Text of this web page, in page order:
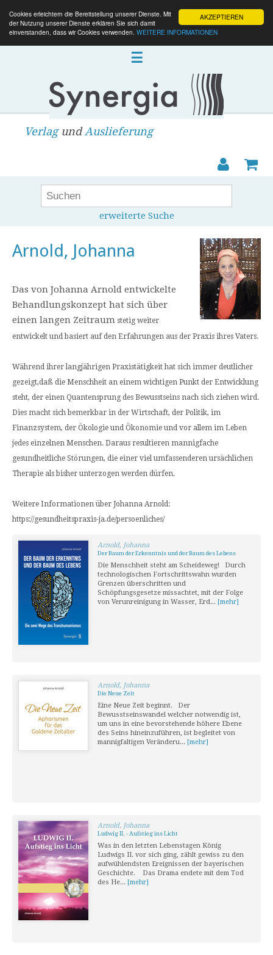
AKZEPTIEREN
Cookies erleichtern die Bereitstellung unserer Dienste. Mit
der Nutzung unserer Dienste erklären Sie sich damit
einverstanden, dass wir Cookies verwenden. WEITERE INFORMATIONEN
☰
VerlagundAuslieferung
erweiterte Suche
Arnold, Johanna
Das von Johanna Arnold entwickelte
Behandlungskonzept hat sich über
einen langen Zeitraum stetig weiter
entwickelt und basiert auf den Erfahrungen aus der Praxis ihres Vaters.
Während ihrer langjährigen Praxistätigkeit hat sich immer deutlicher
gezeigt,daß die Menschheit an einem wichtigen Punkt der Entwicklung
steht, der einen Quantensprung des Bewusstseins nach sich ziehen wird.
Dies macht sich bemerkbar in der Wirtschaft, der Politik, im
Finanzsystem, der Ökologie und Ökonomie und vor allem im Leben
jedes einzelnen Menschen. Daraus resultieren mannigfache
gesundheitliche Störungen, die einer viel umfassenderen ursächlichen
Therapie als bisher unterzogen werden dürfen.
Weitere Informationen über Johanna Arnold:
https://gesundheitspraxis-ja.de/persoenliches/
Arnold, Johanna
Der Baum der Erkenntnis und der Baum des Lebens
Die Menschheit steht am Scheideweg! Durch
technologischen Fortschrittswahn wurden
Grenzen überschritten und
Schöpfungsgesetze missachtet, mit der Folge
von Verunreinigung in Wasser, Erd... [mehr]
Arnold, Johanna
Die Neue Zeit
Eine Neue Zeit beginnt. Der
Bewusstseinswandel welcher notwendig ist,
um uns in eine bevorstehende höhere Ebene
des Seins hineinzuführen, ist begleitet von
mannigfaltigen Veränderu... [mehr]
Arnold, Johanna
Ludwig II. - Aufstieg ins Licht
Was in den letzten Lebenstagen König
Ludwigs II. vor sich ging, zählt gewiss zu den
aufwühlendsten Ereignissen der bayerischen
Geschichte. Das Drama endete mit dem Tod
des He... [mehr]